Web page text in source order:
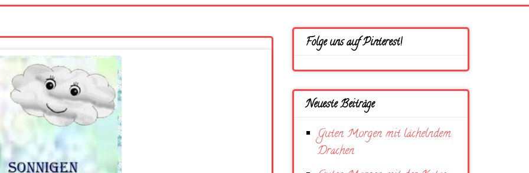
Folge uns auf Pinterest!
Neueste Beiträge
Guten Morgen mit lächelndem
Drachen